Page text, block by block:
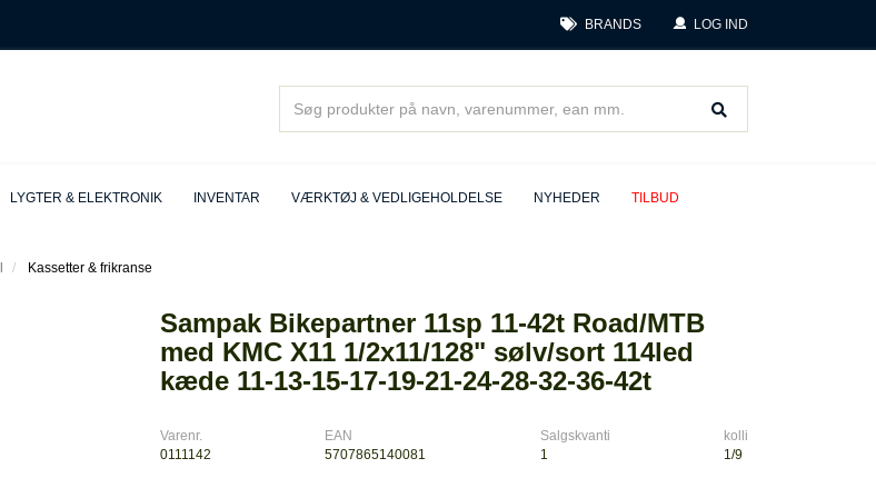
BRANDS LOG IND
LYGTER & ELEKTRONIK INVENTAR VÆRKTØJ & VEDLIGEHOLDELSE NYHEDER TILBUD
Kassetter & frikranse
Sampak Bikepartner 11sp 11-42t Road/MTB
med KMC X11 1/2x11/128" sølv/sort 114led
kæde 11-13-15-17-19-21-24-28-32-36-42t
Varenr.
0111142
EAN
5707865140081
Salgskvanti
1
kolli
1/9